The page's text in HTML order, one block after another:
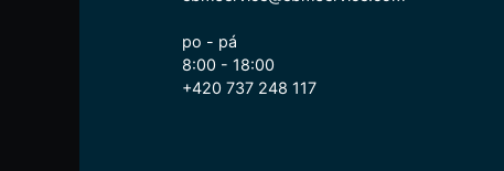
po - pá
8:00 - 18:00
+420 737 248 117